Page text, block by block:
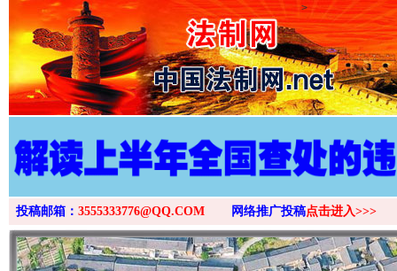
>
投稿邮箱： 3555333776@QQ.COM 网络推广投稿点击进入>>>